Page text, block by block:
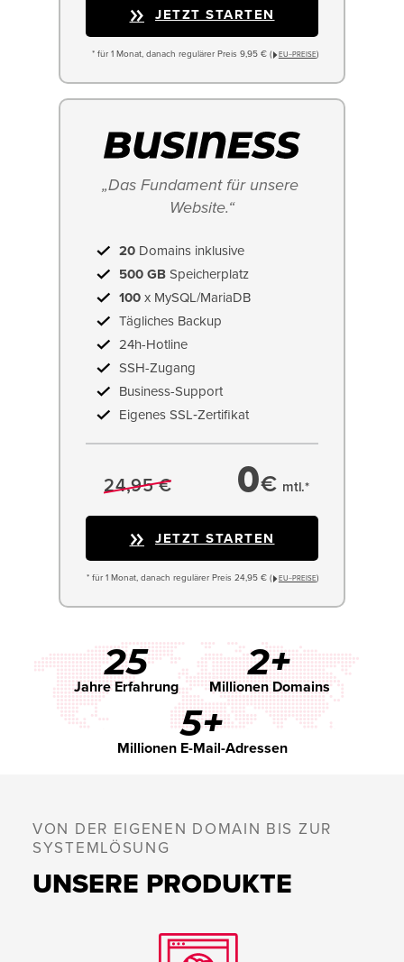
JETZT STARTEN
* für 1 Monat, danach regulärer Preis 9,95 € ( EU−PREISE)
„Das Fundament für unsere
Website.“
20 Domains inklusive
500 GB Speicherplatz
100 x MySQL/MariaDB
Tägliches Backup
24h-Hotline
SSH-Zugang
Business-Support
Eigenes SSL‑Zertifikat
24,95 € 0€ mtl.*
JETZT STARTEN
* für 1 Monat, danach regulärer Preis 24,95 € ( EU−PREISE)
25
Jahre Erfahrung
2+
Millionen Domains
5+
Millionen E-Mail-Adressen
VON DER EIGENEN DOMAIN BIS ZUR
SYSTEMLÖSUNG
UNSERE PRODUKTE